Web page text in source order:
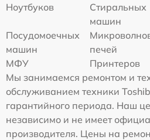
Ноутбуков
Стиральных
машин
Посудомоечных
машин
печей
МФУ
Принтеров
Мы занимаемся ремонтом и
обслуживанием техники
гарантийного периода. Наш
независимо и не имеет
производителя. Цены на